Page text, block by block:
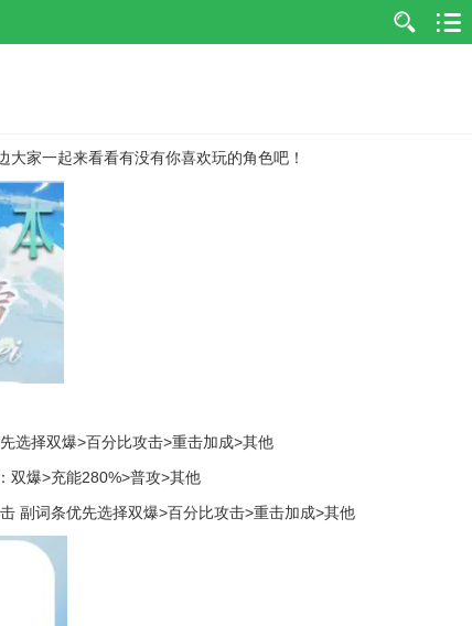
家一起来看看有没有你喜欢玩的角色吧！
选择双爆>百分比攻击>重击加成>其他
双爆>充能280%>普攻>其他
副词条优先选择双爆>百分比攻击>重击加成>其他